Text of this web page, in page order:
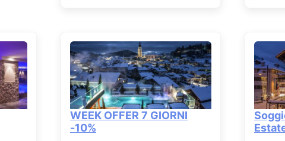
WEEK OFFER 7 GIORNI
-10%